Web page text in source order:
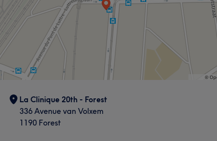
La Clinique 20th - Forest
336 Avenue van Volxem
1190 Forest